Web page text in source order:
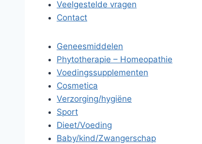
Veelgestelde vragen
Contact
Geneesmiddelen
Phytotherapie – Homeopathie
Voedingssupplementen
Cosmetica
Verzorging/hygiëne
Sport
Dieet/Voeding
Baby/kind/Zwangerschap